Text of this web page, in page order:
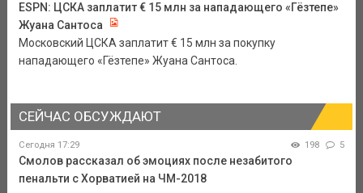
ESPN: ЦСКА заплатит € 15 млн за нападающего «Гёзтепе»
Жуана Сантоса
Московский ЦСКА заплатит € 15 млн за покупку
нападающего «Гёзтепе» Жуана Сантоса.
СЕЙЧАС ОБСУЖДАЮТ
Сегодня 17:29 198 5
Смолов рассказал об эмоциях после незабитого
пенальти с Хорватией на ЧМ-2018